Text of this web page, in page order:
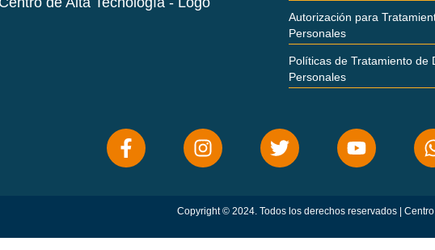
Autorización para
Personales
Políticas de Tratamiento de
Personales
Copyright © 2024. Todos los derechos reservados |